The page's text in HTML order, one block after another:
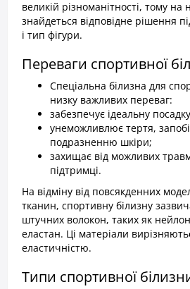
великій різноманітності, тому на
знайдеться відповідне рішення
і тип фігури.
Переваги спортивної
Спеціальна білизна для
низку важливих переваг:
забезпечує ідеальну
унеможливлює тертя,
подразненню шкіри;
захищає від можливих
підтримці.
На відміну від повсякденних
тканин, спортивну білизну
штучних волокон, таких як
еластан. Ці матеріали
еластичністю.
Типи спортивної